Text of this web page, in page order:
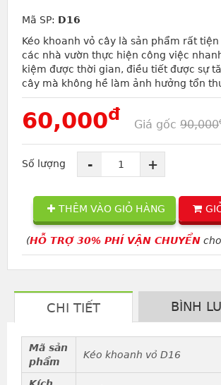
Mã SP: D16
Kéo khoanh vỏ cây là sản phẩm rất
các nhà vườn thực hiện công việc
kiệm được thời gian, điều tiết được sự
cây mà không hề làm ảnh hưởng tổn
60,000đ
Giá gốc 90,000
Số lượng - +
THÊM VÀO GIỎ HÀNG
(HỖ TRỢ 30% PHÍ VẬN CHUYỂN
CHI TIẾT BÌNH
Mã sản
phẩm
Kéo khoanh vỏ D16